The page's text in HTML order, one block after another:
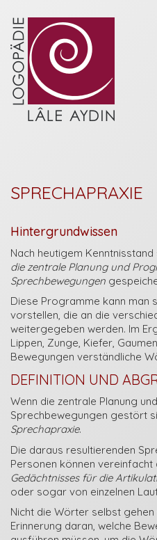
SPRECHAPRAXIE
Hintergrundwissen
Nach heutigem
die zentrale Planung und
Sprechbewegungen
Diese Programme kann man
vorstellen, die an die
weitergegeben werden. Im
Lippen, Zunge, Kiefer,
Bewegungen verständliche
DEFINITION UND
Wenn die zentrale Planung
Sprechbewegungen gestört
Sprechapraxie.
Die daraus resultierenden
Personen können vereinfacht
Gedächtnisses für die
oder sogar von einzelnen
Nicht die Wörter selbst
Erinnerung daran, welche